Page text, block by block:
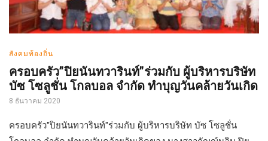
สังคมท้องถิ่น
ครอบครัว”ปิยนันทวารินท์”ร่วมกับ ผู้บริหารบริษัท
บัซ โซลูชั่น โกลบอล จำกัด ทำบุญวันคล้ายวันเกิด
8 ธันวาคม 2020
ครอบครัว"ปิยนันทวารินท์"ร่วมกับ ผู้บริหารบริษัท บัซ โซลูชั่น